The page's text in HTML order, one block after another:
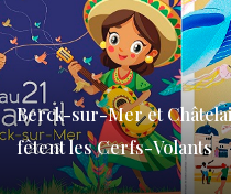
Berck-sur-Mer et
fêtent les Cerfs-Volants
Plus qu’un jouet de plage